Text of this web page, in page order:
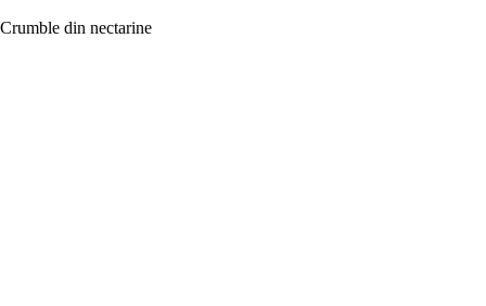
Crumble din nectarine